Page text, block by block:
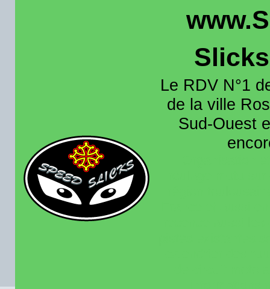
Le RDV N°1
de la ville
Sud-Ouest